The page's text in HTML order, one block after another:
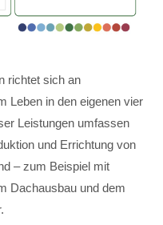
richtet sich an
Leben in den eigenen vier
Leistungen umfassen
und Errichtung von
– zum Beispiel mit
Dachausbau und dem